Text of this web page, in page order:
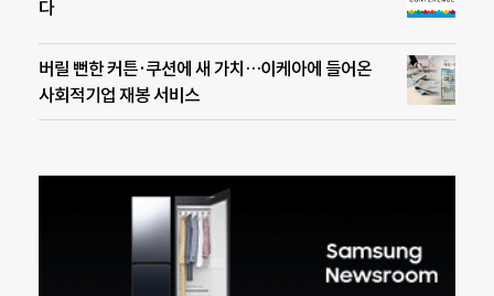
다
버릴 뻔한 커튼·쿠션에 새 가치…이케아에 들어온
사회적기업 재봉 서비스